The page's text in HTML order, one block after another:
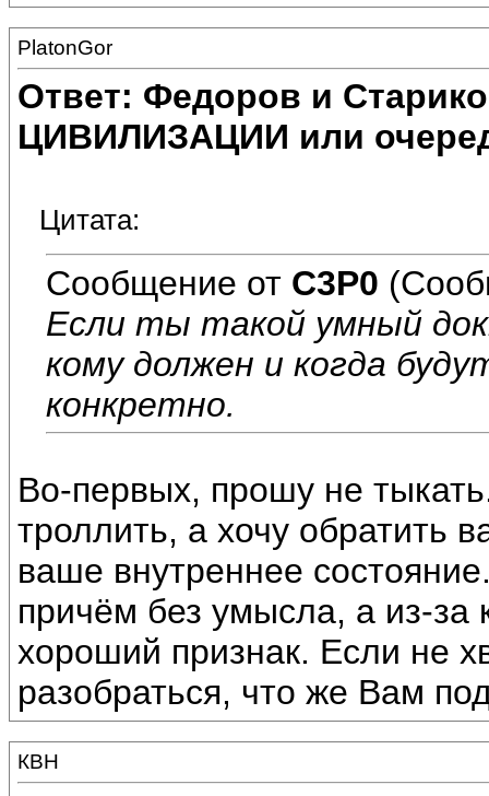
PlatonGor
Ответ: Федоров и
ЦИВИЛИЗАЦИИ или
Цитата:
Сообщение от C3P0
Если ты такой умный
кому должен и когда
конкретно.
Во-первых, прошу не
троллить, а хочу обратить
ваше внутреннее
причём без умысла, а из-за
хороший признак. Если не
разобраться, что же Вам
КВН